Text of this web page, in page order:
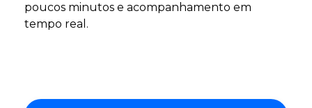
poucos minutos e acompanhamento em
tempo real.